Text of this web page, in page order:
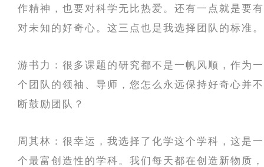
作精神，也要对科学无比热爱。还有一点就是要有
对未知的好奇心。这三点也是我选择团队的标准。
游书力：很多课题的研究都不是一帆风顺，作为一
个团队的领袖、导师，您怎么永远保持好奇心并不
断鼓励团队？
周其林：很幸运，我选择了化学这个学科，这是一
个最富创造性的学科。我们每天都在创造新物质，